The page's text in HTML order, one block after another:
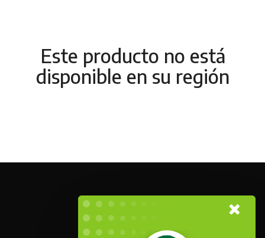
Este producto no está
disponible en su región